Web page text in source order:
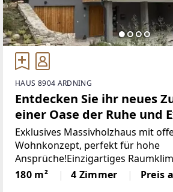
HAUS 8904 ARDNING
Entdecken Sie ihr neues
einer Oase der Ruhe und
Exklusives Massivholzhaus mit
Wohnkonzept, perfekt für hohe
Ansprüche!Einzigartiges
große Fenster für
Ausblick auf die Berge.- Mehrere
180 m² 4 Zimmer Preis